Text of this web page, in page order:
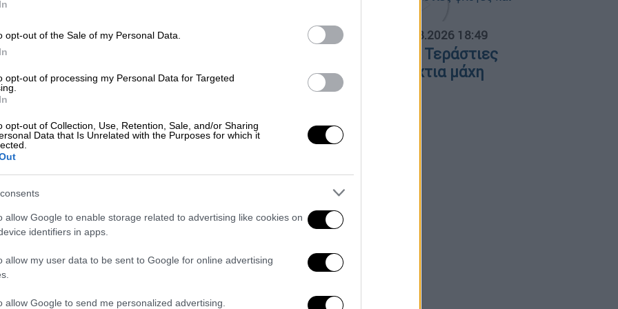
opt-out of the Sale of my Personal Data.
opt-out of processing my Personal Data for Targeted
opt-out of Collection, Use, Retention, Sale, and/or Sharing
Data that Is Unrelated with the Purposes for which it
allow Google to enable storage related to advertising like cookies on
identifiers in apps.
allow my user data to be sent to Google for online advertising
allow Google to send me personalized advertising.
12η Οκτωβρίου 1944: Οι Γερμανοί
και το Τατόι
κατοχής, η Αθήνα ξημέρωνε ελεύθερη.
Κόσμος|09.10.2025 05:20
ΑΠΟΣΠΑΣΜΑΤΑ... 06.08.2026 18:49
Φωτιά στη Σκύρο: Τεράστιες
φλόγες και ολονύχτια μάχη